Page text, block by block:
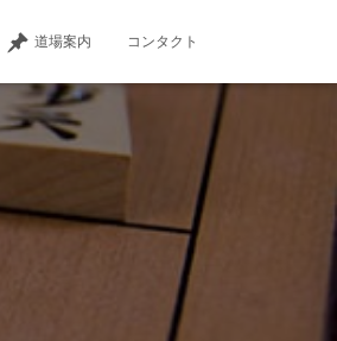
道場案内 コンタクト